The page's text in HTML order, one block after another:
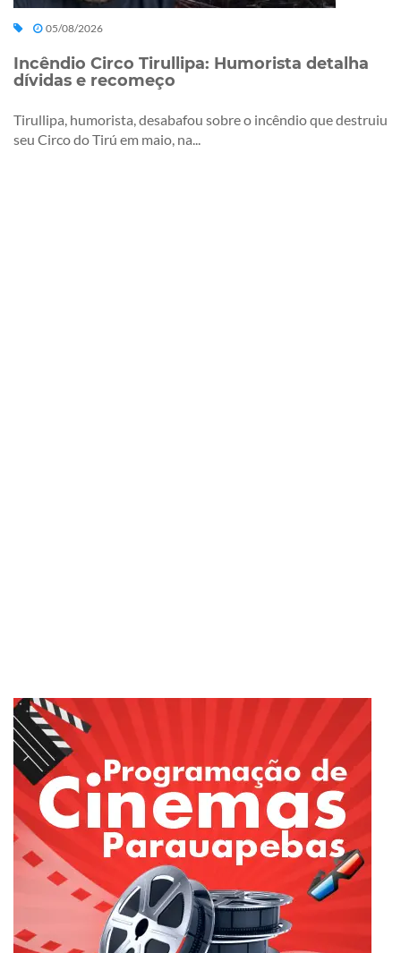
05/08/2026
Incêndio Circo Tirullipa: Humorista detalha
dívidas e recomeço
Tirullipa, humorista, desabafou sobre o incêndio que destruiu
seu Circo do Tirú em maio, na...